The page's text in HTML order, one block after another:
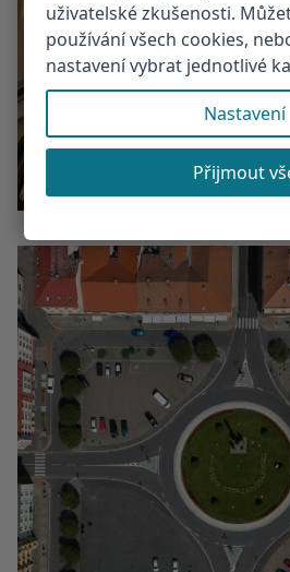
uživatelské zkušenosti.
používání všech cookies,
nastavení vybrat jednotlivé
Nastavení
Přijmout